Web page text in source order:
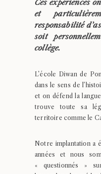
Ces expériences
et
responsabilité
soit
collège.
L’école Diwan de
dans le sens de
et on défend la
trouve toute sa
territoire comme le
Notre implantation a
années et nous
« questionnés »